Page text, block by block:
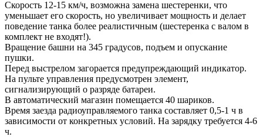
Скорость 12-15 км/ч, возможна замена шестеренки, что
уменьшает его скорость, но увеличивает мощность и делает
поведение танка более реалистичным (шестеренка с валом в
комплект не входят!).
Вращение башни на 345 градусов, подъем и опускание
пушки.
Перед выстрелом загорается предупреждающий индикатор.
На пульте управления предусмотрен элемент,
сигнализирующий о разряде батареи.
В автоматический магазин помещается 40 шариков.
Время заезда радиоуправляемого танка составляет 0,5-1 ч в
зависимости от конкретных условий. На зарядку требуется 4-6
ч.